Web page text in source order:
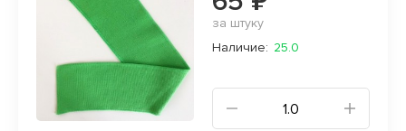
за штуку
Наличие: 25.0